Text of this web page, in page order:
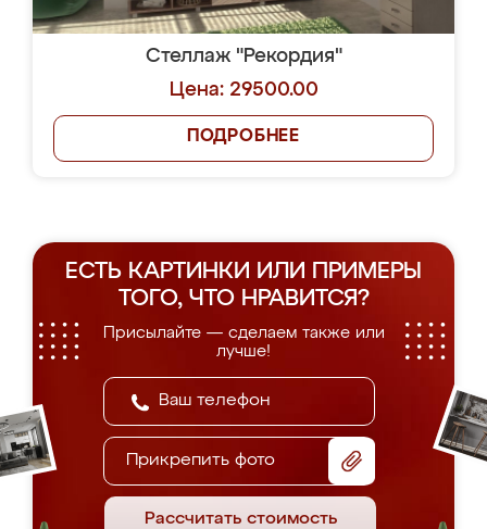
Стеллаж "Рекордия"
Цена: 29500.00
ПОДРОБНЕЕ
ЕСТЬ КАРТИНКИ ИЛИ ПРИМЕРЫ
ТОГО, ЧТО НРАВИТСЯ?
Присылайте — сделаем также или
лучше!
Прикрепить фото
Рассчитать стоимость